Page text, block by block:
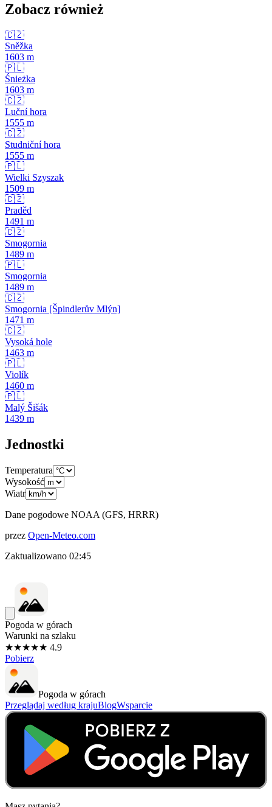
Zobacz również
🇨🇿
Sněžka
1603 m
🇵🇱
Śnieżka
1603 m
🇨🇿
Luční hora
1555 m
🇨🇿
Studniční hora
1555 m
🇵🇱
Wielki Szyszak
1509 m
🇨🇿
Praděd
1491 m
🇨🇿
Smogornia
1489 m
🇵🇱
Smogornia
1489 m
🇨🇿
Smogornia [Špindlerův Mlýn]
1471 m
🇨🇿
Vysoká hole
1463 m
🇵🇱
Violík
1460 m
🇵🇱
Malý Šišák
1439 m
Jednostki
Temperatura
Wysokość
Wiatr
Dane pogodowe NOAA (GFS, HRRR)
przez Open-Meteo.com
Zaktualizowano 02:45
Pogoda w górach
Warunki na szlaku
★★★★★ 4.9
Pobierz
Pogoda w górach
Przeglądaj według krajuBlogWsparcie